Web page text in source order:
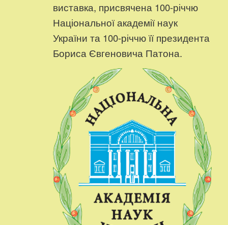
виставка, присвячена 100-річчю
Національної академії наук
України та 100-річчю її президента
Бориса Євгеновича Патона.